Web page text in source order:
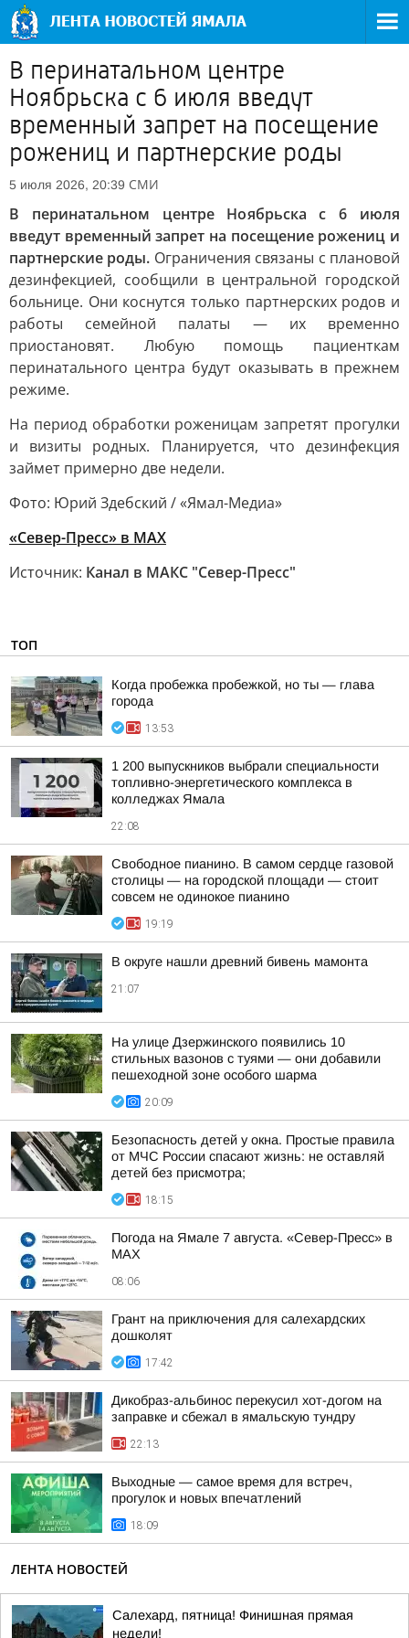
В перинатальном центре
Ноябрьска с 6 июля введут
временный запрет на посещение
рожениц и партнерские роды
5 июля 2026, 20:39 СМИ
В перинатальном центре Ноябрьска с 6 июля
введут временный запрет на посещение рожениц и
партнерские роды. Ограничения связаны с плановой
дезинфекцией, сообщили в центральной городской
больнице. Они коснутся только партнерских родов и
работы семейной палаты — их временно
приостановят. Любую помощь пациенткам
перинатального центра будут оказывать в прежнем
режиме.
На период обработки роженицам запретят прогулки
и визиты родных. Планируется, что дезинфекция
займет примерно две недели.
Фото: Юрий Здебский / «Ямал-Медиа»
«Север-Пресс» в MAX
Источник: Канал в МАКС "Север-Пресс"
ТОП
Когда пробежка пробежкой, но ты — глава
города
13:53
1 200 выпускников выбрали специальности
топливно-энергетического комплекса в
колледжах Ямала
22:08
Свободное пианино. В самом сердце газовой
столицы — на городской площади — стоит
совсем не одинокое пианино
19:19
В округе нашли древний бивень мамонта
21:07
На улице Дзержинского появились 10
стильных вазонов с туями — они добавили
пешеходной зоне особого шарма
20:09
Безопасность детей у окна. Простые правила
от МЧС России спасают жизнь: не оставляй
детей без присмотра;
18:15
Погода на Ямале 7 августа. «Север-Пресс» в
MAX
08:06
Грант на приключения для салехардских
дошколят
17:42
Дикобраз-альбинос перекусил хот-догом на
заправке и сбежал в ямальскую тундру
22:13
Выходные — самое время для встреч,
прогулок и новых впечатлений
18:09
ЛЕНТА НОВОСТЕЙ
Салехард, пятница! Финишная прямая
недели!